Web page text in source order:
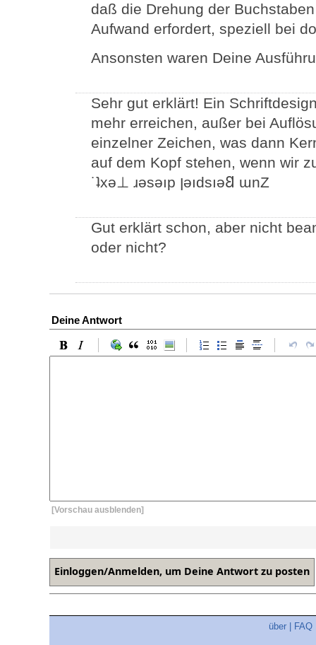
daß die Drehung der
Aufwand erfordert, speziell bei
Ansonsten waren Deine
Sehr gut erklärt! Ein
mehr erreichen, außer bei
einzelner Zeichen, was dann
auf dem Kopf stehen, wenn wir
˙ʇxǝ⊥ ɹǝsǝıp ןǝıdsıǝ𐐒 ɯnZ
Gut erklärt schon, aber nicht
oder nicht?
Deine Antwort
[Vorschau ausblenden]
über FAQ